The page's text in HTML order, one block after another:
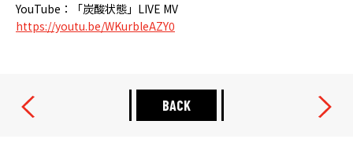
YouTube：「炭酸状態」LIVE MV
https://youtu.be/WKurbleAZY0
BACK